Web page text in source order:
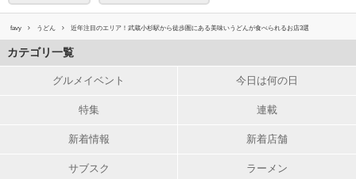
favy うどん 近年注目のエリア！武蔵小杉駅から徒歩圏にある美味いうどんが食べられるお店3選
カテゴリ一覧
グルメイベント 今日は何の日
特集 連載
新着情報 新着店舗
サブスク ラーメン